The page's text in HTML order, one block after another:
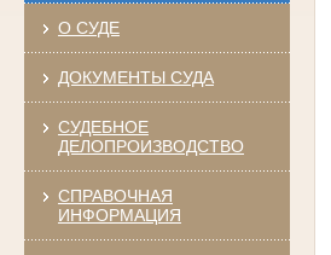
О СУДЕ
ДОКУМЕНТЫ СУДА
СУДЕБНОЕ
ДЕЛОПРОИЗВОДСТВО
СПРАВОЧНАЯ
ИНФОРМАЦИЯ